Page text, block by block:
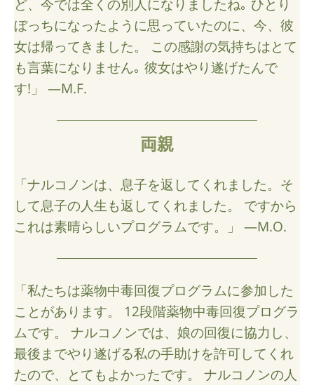
ど、今では全くの別人になりましたね｡ ひとり
ぼっちになったように思っていたのに、今、彼
女は帰ってきました。 この感謝の気持ちはとて
も言葉になりません｡ 彼女はやり遂げたんで
す!」 —M.F.
両親
「ナルコノンは、息子を返してくれました。そ
して息子の人生も返してくれました。 ですから
これは素晴らしいプログラムです。」 —M.O.
「私たちは薬物中毒回復プログラムに参加した
ことがあります。 12段階薬物中毒回復プログラ
ムです。 ナルコノンでは、娘の回復に協力し、
最後までやり遂げる私の手助けを許可してくれ
たので、とてもよかったです。 ナルコノンの人